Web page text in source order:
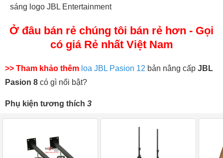
sáng logo JBL Entertainment
Ở đâu bán rẻ chúng tôi bán rẻ hơn - Gọi
có giá Rẻ nhất Việt Nam
>> Tham khảo thêm loa JBL Pasion 12 bản nâng cấp JBL
Pasion 8 có gì nổi bật?
Phụ kiện tương thích 3